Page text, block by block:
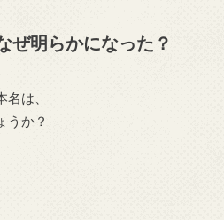
ぜ明らかになった？
は、
うか？